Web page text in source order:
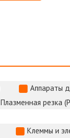
Аппараты
Плазменная резка
Клеммы и